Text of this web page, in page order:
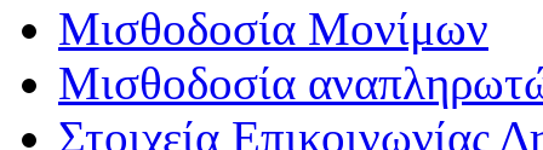
Μισθοδοσία Μονίμων
Μισθοδοσία
Στοιχεία Επικοινωνίας